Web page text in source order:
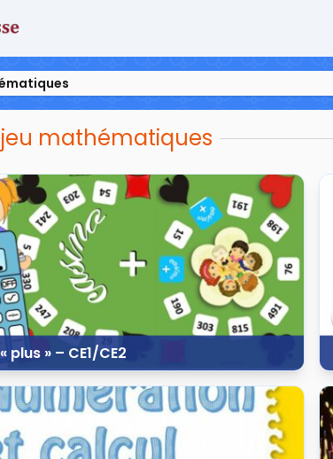
jeu mathématiques
plus » – CE1/CE2
5 mai 2020
9 733 vues